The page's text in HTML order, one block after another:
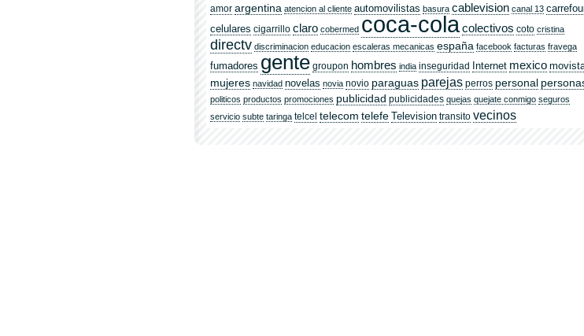
amor argentina atencion al cliente automovilistas basura cablevision canal 13
celulares cigarrillo claro cobermed coca-colacolectivos coto cristina
directv discriminacion educacion escaleras mecanicas españa facebook facturas fravega
fumadores gente groupon hombres india inseguridad Internet mexico
mujeres navidad novelas novia novio paraguas parejas perros personal
politicos productos promociones publicidad publicidades quejas quejate conmigo seguros
servicio subte taringa telcel telecom telefe Television transito vecinos